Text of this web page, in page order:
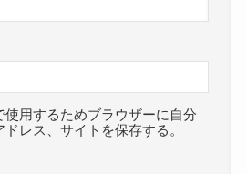
使用するためブラウザーに自分
レス、サイトを保存する。